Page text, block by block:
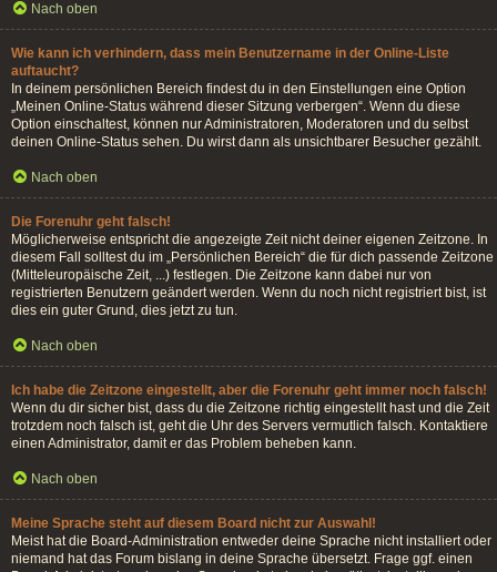
Nach oben
Wie kann ich verhindern, dass mein Benutzername in der Online-Liste
auftaucht?
In deinem persönlichen Bereich findest du in den Einstellungen eine Option
„Meinen Online-Status während dieser Sitzung verbergen“. Wenn du diese
Option einschaltest, können nur Administratoren, Moderatoren und du selbst
deinen Online-Status sehen. Du wirst dann als unsichtbarer Besucher gezählt.
Nach oben
Die Forenuhr geht falsch!
Möglicherweise entspricht die angezeigte Zeit nicht deiner eigenen Zeitzone. In
diesem Fall solltest du im „Persönlichen Bereich“ die für dich passende Zeitzone
(Mitteleuropäische Zeit, ...) festlegen. Die Zeitzone kann dabei nur von
registrierten Benutzern geändert werden. Wenn du noch nicht registriert bist, ist
dies ein guter Grund, dies jetzt zu tun.
Nach oben
Ich habe die Zeitzone eingestellt, aber die Forenuhr geht immer noch falsch!
Wenn du dir sicher bist, dass du die Zeitzone richtig eingestellt hast und die Zeit
trotzdem noch falsch ist, geht die Uhr des Servers vermutlich falsch. Kontaktiere
einen Administrator, damit er das Problem beheben kann.
Nach oben
Meine Sprache steht auf diesem Board nicht zur Auswahl!
Meist hat die Board-Administration entweder deine Sprache nicht installiert oder
niemand hat das Forum bislang in deine Sprache übersetzt. Frage ggf. einen